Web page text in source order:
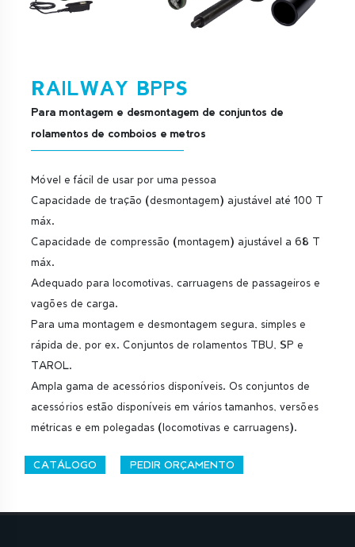
RAILWAY BPPS
Para montagem e desmontagem de conjuntos de
rolamentos de comboios e metros
Móvel e fácil de usar por uma pessoa
Capacidade de tração (desmontagem) ajustável até 100 T
máx.
Capacidade de compressão (montagem) ajustável a 68 T
máx.
Adequado para locomotivas, carruagens de passageiros e
vagões de carga.
Para uma montagem e desmontagem segura, simples e
rápida de, por ex. Conjuntos de rolamentos TBU, SP e
TAROL.
Ampla gama de acessórios disponíveis. Os conjuntos de
acessórios estão disponíveis em vários tamanhos, versões
métricas e em polegadas (locomotivas e carruagens).
CATÁLOGO PEDIR ORÇAMENTO